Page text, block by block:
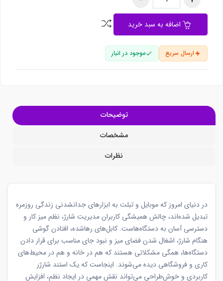
اضافه به سبد خرید
ارسال سریع موجود در انبار
توضیحات
مشخصات
نظرات
در دنیای امروز که موبایل و تبلت به ابزارهای جدانشدنی زندگی روزمره
تبدیل شده‌اند، چالش همیشگی کاربران مدیریت شارژ، نظم میز کار و
دسترسی آسان به دستگاه‌هاست. کابل‌های رهاشده، افتادن گوشی
هنگام شارژ، اشغال شدن فضای میز و نبود جای مناسب برای قرار دادن
دستگاه‌ها، همگی مشکلاتی هستند که هم در خانه و هم در محیط‌های
کاری و فروشگاهی دیده می‌شوند. اینجاست که یک استند شارژر
کاربردی و خوش‌طراحی می‌تواند نقش مهمی در ایجاد نظم، افزایش